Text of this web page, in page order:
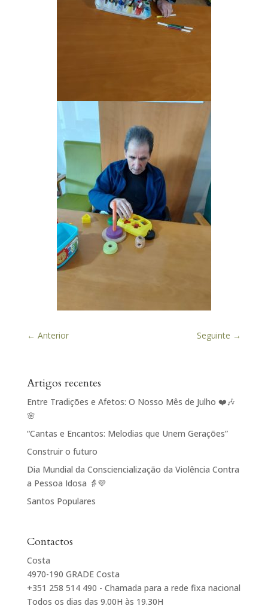
← Anterior Seguinte →
Artigos recentes
Entre Tradições e Afetos: O Nosso Mês de Julho ❤️🎶
🌸
“Cantas e Encantos: Melodias que Unem Gerações”
Construir o futuro
Dia Mundial da Consciencialização da Violência Contra
a Pessoa Idosa 👵💜
Santos Populares
Contactos
Costa
4970-190 GRADE Costa
+351 258 514 490 - Chamada para a rede fixa nacional
Todos os dias das 9.00H às 19.30H